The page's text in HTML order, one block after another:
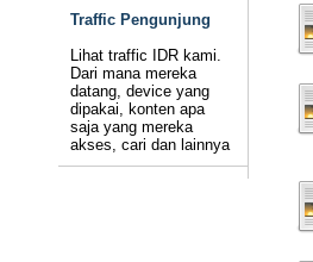
Traffic Pengunjung
Lihat traffic IDR kami.
Dari mana mereka
datang, device yang
dipakai, konten apa
saja yang mereka
akses, cari dan lainnya